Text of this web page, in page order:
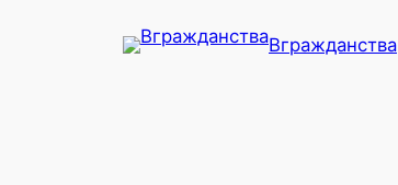
Вгражданства